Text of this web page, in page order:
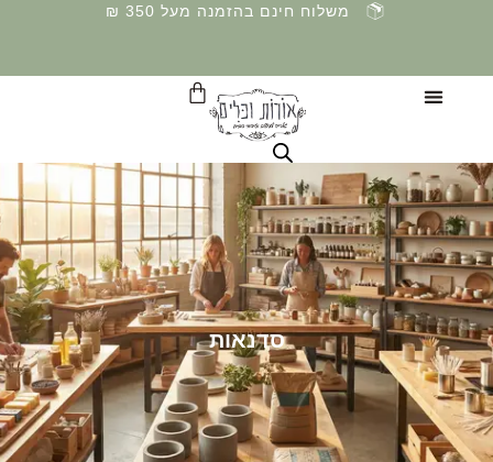
משלוח חינם בהזמנה מעל 350 ₪
עגלת
קניות
סדנאות